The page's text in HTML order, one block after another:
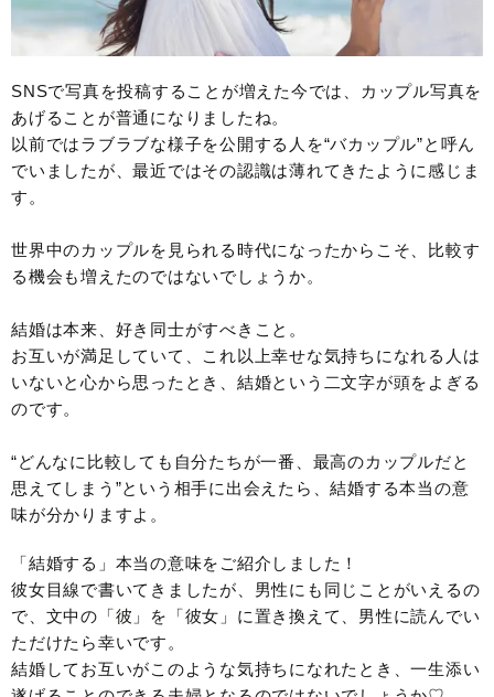
SNSで写真を投稿することが増えた今では、カップル写真を
あげることが普通になりましたね。
以前ではラブラブな様子を公開する人を“バカップル”と呼ん
でいましたが、最近ではその認識は薄れてきたように感じま
す。
世界中のカップルを見られる時代になったからこそ、比較す
る機会も増えたのではないでしょうか。
結婚は本来、好き同士がすべきこと。
お互いが満足していて、これ以上幸せな気持ちになれる人は
いないと心から思ったとき、結婚という二文字が頭をよぎる
のです。
“どんなに比較しても自分たちが一番、最高のカップルだと
思えてしまう”という相手に出会えたら、結婚する本当の意
味が分かりますよ。
「結婚する」本当の意味をご紹介しました！
彼女目線で書いてきましたが、男性にも同じことがいえるの
で、文中の「彼」を「彼女」に置き換えて、男性に読んでい
ただけたら幸いです。
結婚してお互いがこのような気持ちになれたとき、一生添い